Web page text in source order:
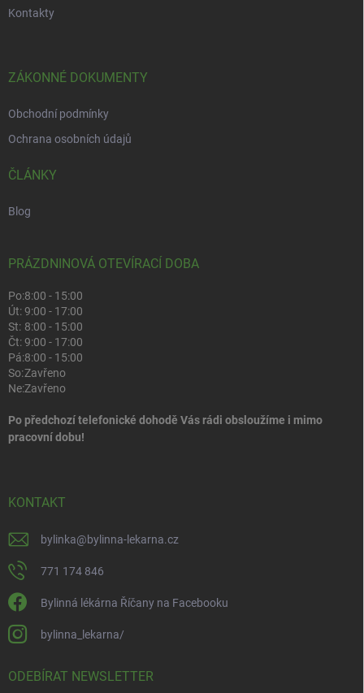
Kontakty
ZÁKONNÉ DOKUMENTY
Obchodní podmínky
Ochrana osobních údajů
ČLÁNKY
Blog
PRÁZDNINOVÁ OTEVÍRACÍ DOBA
Po:8:00 - 15:00
Út:9:00 - 17:00
St: 8:00 - 15:00
Čt:9:00 - 17:00
Pá:8:00 - 15:00
So:Zavřeno
Ne:Zavřeno
Po předchozí telefonické dohodě Vás rádi obsloužíme i mimo
pracovní dobu!
KONTAKT
bylinka@bylinna-lekarna.cz
771 174 846
Bylinná lékárna Říčany na Facebooku
bylinna_lekarna/
ODEBÍRAT NEWSLETTER